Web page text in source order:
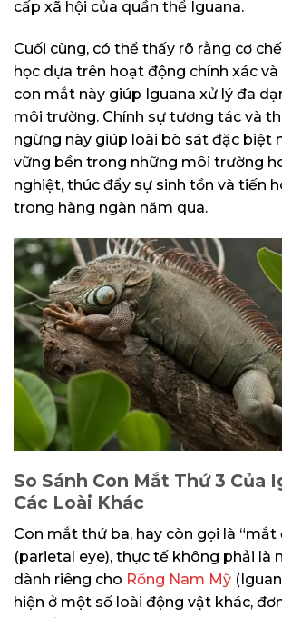
cấp xã hội của quần thể Iguana.
Cuối cùng, có thể thấy rõ rằng cơ
học dựa trên hoạt động chính xác và
con mắt này giúp Iguana xử lý đa
môi trường. Chính sự tương tác và
ngừng này giúp loài bò sát đặc biệt
vững bền trong những môi trường
nghiệt, thúc đẩy sự sinh tồn và tiến
trong hàng ngàn năm qua.
So Sánh Con Mắt Thứ 3 Của
Các Loài Khác
Con mắt thứ ba, hay còn gọi là “mắt
(parietal eye), thực tế không phải là
dành riêng cho Rồng Nam Mỹ
hiện ở một số loài động vật khác,